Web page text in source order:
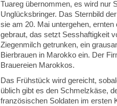
Tuareg übernommen, es wird nur
Unglücksbringer. Das Sternbild
sie am 20. Mai untergehen,
gebraut, das setzt Sesshaftigkeit
Ziegenmilch getrunken, ein
Bierbrauen in Marokko ein. Der
Brauereien Marokkos.
Das Frühstück wird gereicht,
üblich gibt es den Schmelzkäse,
französischen Soldaten im ersten